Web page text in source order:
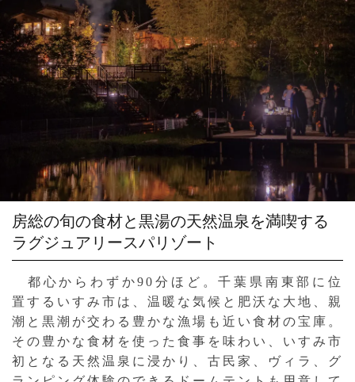
房総の旬の食材と黒湯の天然温泉を満喫する
ラグジュアリースパリゾート
都心からわずか90分ほど。千葉県南東部に位
置するいすみ市は、温暖な気候と肥沃な大地、親
潮と黒潮が交わる豊かな漁場も近い食材の宝庫。
その豊かな食材を使った食事を味わい、いすみ市
初となる天然温泉に浸かり、古民家、ヴィラ、グ